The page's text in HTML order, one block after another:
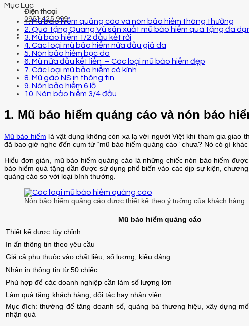
Điện thoại
0961 425 999
Mục Lục
1. Mũ bảo hiểm quảng cáo và nón bảo hiểm thông thường
2. Quà tặng Quang Vũ sản xuất mũ bảo hiểm quà tặng đa
3. Mũ bảo hiểm 1/2 đầu kết rời
4. Các loại mũ bảo hiểm nửa đầu giả da
5. Nón bảo hiểm bọc da
6. Mũ nửa đầu kết liền – Các loại mũ bảo hiểm đẹp
7. Các loại mũ bảo hiểm có kính
8. Mũ gáo NS in thông tin
9. Nón bảo hiểm 6 lỗ
10. Nón bảo hiểm 3/4 đầu
1. Mũ bảo hiểm quảng cáo và nón bảo
Mũ bảo hiểm là vật dụng không còn xa lạ với người Việt khi tham gia giao
đã bao giờ nghe đến cụm từ “mũ bảo hiểm quảng cáo” chưa? Nó có gì
Hiểu đơn giản, mũ bảo hiểm quảng cáo là những chiếc nón bảo hiểm
bảo hiểm quà tặng dần được sử dụng phổ biến vào các dịp sự kiện,
quảng cáo so với loại bình thường.
Nón bảo hiểm quảng cáo được thiết kế theo ý tưởng của khách hàng
Mũ bảo hiểm quảng cáo
Thiết kế được tùy chỉnh
In ấn thông tin theo yêu cầu
Giá cả phụ thuộc vào chất liệu, số lượng, kiểu dáng
Nhận in thông tin từ 50 chiếc
Phù hợp để các doanh nghiệp cần làm số lượng lớn
Làm quà tặng khách hàng, đối tác hay nhân viên
Mục đích: thường để tăng doanh số, quảng bá thương hiệu, xây dựng
nhận quà